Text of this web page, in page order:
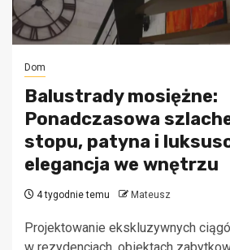
Dom
Balustrady mosiężne:
Ponadczasowa
stopu, patyna i
elegancja we wnętrzu
4 tygodnie temu Mateusz
Projektowanie ekskluzywnych